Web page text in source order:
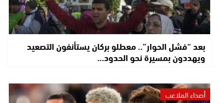
بعد “فشل الحوار”.. معطلو بركان يستأنفون التصعيد
ويهددون بمسيرة نحو الحدود…
أصداء الملاعب